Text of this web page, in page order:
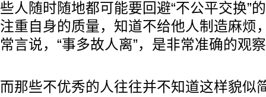
些人随时随地都可能要回避“不公平交换”
注重自身的质量，知道不给他人制造麻烦
常言说，“事多故人离”，是非常准确的观
而那些不优秀的人往往并不知道这样貌似